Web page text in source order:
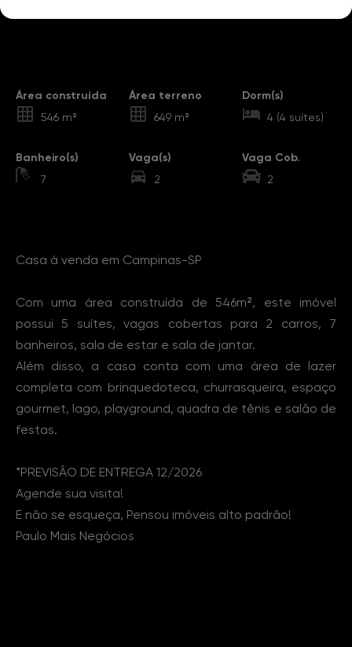
Área construída
546 m²
Área terreno
649 m²
Dorm(s)
4 (4 suítes)
Banheiro(s)
7
Vaga(s)
2
Vaga Cob.
2
Casa à venda em Campinas-SP
Com uma área construída de 546m², este imóvel
possui 5 suítes, vagas cobertas para 2 carros, 7
banheiros, sala de estar e sala de jantar.
Além disso, a casa conta com uma área de lazer
completa com brinquedoteca, churrasqueira, espaço
gourmet, lago, playground, quadra de tênis e salão de
festas.
*PREVISÂO DE ENTREGA 12/2026
Agende sua visita!
E não se esqueça, Pensou imóveis alto padrão!
Paulo Mais Negócios